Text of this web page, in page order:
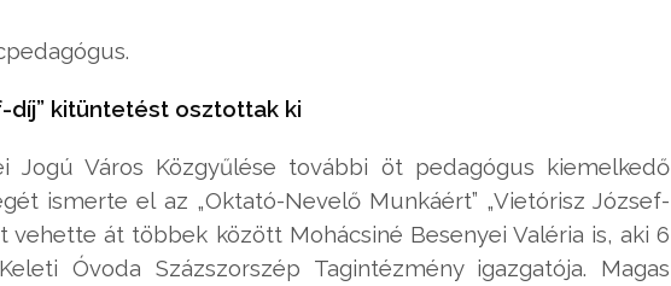
díj” kitüntetést osztottak ki
Jogú Város Közgyűlése további öt pedagógus kiemelkedő
ismerte el az „Oktató-Nevelő Munkáért” „Vietórisz József-
vehette át többek között Mohácsiné Besenyei Valéria is, aki 6
Óvoda Százszorszép Tagintézmény igazgatója. Magas